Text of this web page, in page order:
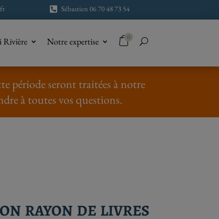
 Sébastien 06 70 48 73 54
Notre expertise 0
période seront traitées à notre
à toutes vos questions.
rayon de livres